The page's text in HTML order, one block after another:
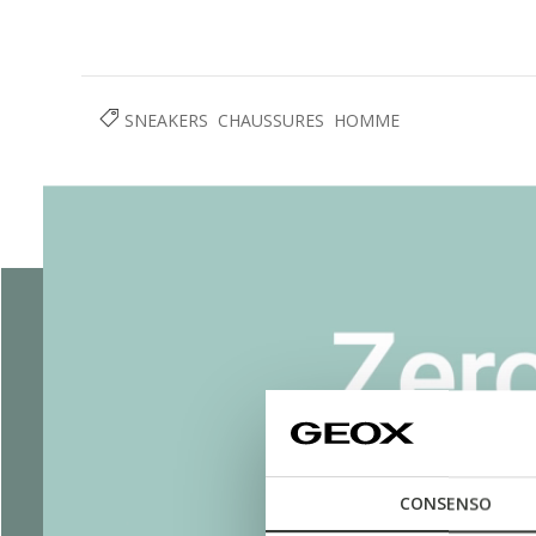
CONSENSO
SNEAKERS CHAUSSURES HOMME